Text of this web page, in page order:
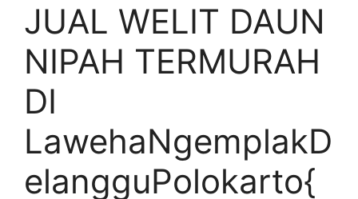
JUAL WELIT DAUN
NIPAH TERMURAH
DI
LawehaNgemplakD
elangguPolokarto{